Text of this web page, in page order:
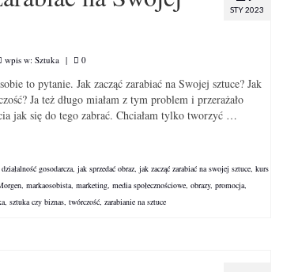
STY 2023
wpis w:Sztuka | 0
to pytanie. Jak zacząć zarabiać na Swojej sztuce? Jak
Ja też długo miałam z tym problem i przerażało
jak się do tego zabrać. Chciałam tylko tworzyć …
działalność gosodarcza,jak sprzedać obraz,jak zacząć zarabiać na swojej sztuce,kurs
,markaosobista,marketing,media społecznościowe,obrazy,promocja,
,sztuka czy biznas,twórczość,zarabianie na sztuce